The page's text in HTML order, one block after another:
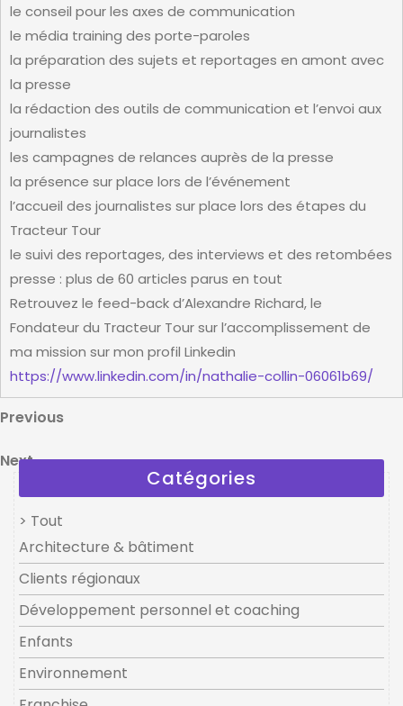
le conseil pour les axes de communication
le média training des porte-paroles
la préparation des sujets et reportages en amont avec
la presse
la rédaction des outils de communication et l’envoi aux
journalistes
les campagnes de relances auprès de la presse
la présence sur place lors de l’événement
l’accueil des journalistes sur place lors des étapes du
Tracteur Tour
le suivi des reportages, des interviews et des retombées
presse : plus de 60 articles parus en tout
Retrouvez le feed-back d’Alexandre Richard, le
Fondateur du Tracteur Tour sur l’accomplissement de
ma mission sur mon profil Linkedin
https://www.linkedin.com/in/nathalie-collin-06061b69/
Navigation
de
l’article
Previous
Previous
Next
Next
Catégories
> Tout
Architecture & bâtiment
Clients régionaux
Développement personnel et coaching
Enfants
Environnement